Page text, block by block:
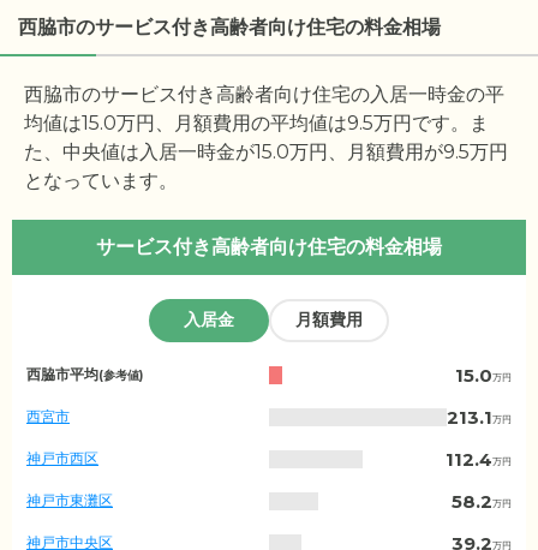
西脇市のサービス付き高齢者向け住宅の料金相場
西脇市のサービス付き高齢者向け住宅の入居一時金の平
均値は15.0万円、月額費用の平均値は9.5万円です。ま
た、中央値は入居一時金が15.0万円、月額費用が9.5万円
となっています。
サービス付き高齢者向け住宅の料金相場
入居金 月額費用
庫
県
の
入
居
金
相
場
西脇市平均(参考値) 15.0万円
西宮市 213.1万円
神戸市西区 112.4万円
神戸市東灘区 58.2万円
神戸市中央区 39.2万円